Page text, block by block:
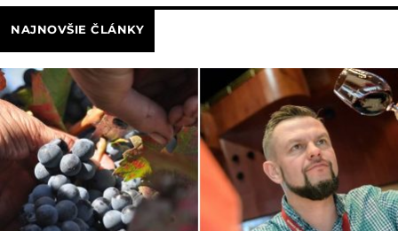
NAJNOVŠIE ČLÁNKY